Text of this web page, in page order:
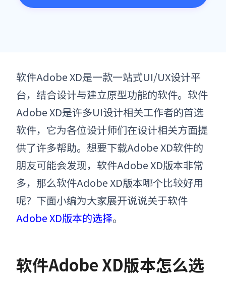
软件Adobe XD是一款一站式UI/UX设计平
台，结合设计与建立原型功能的软件。 软件
Adobe XD是许多UI设计相关工作者的首选
软件，它为各位设计师们在设计相关方面提
供了许多帮助。想要下载Adobe XD软件的
朋友可能会发现， 软件Adobe XD版本非常
多，那么软件Adobe XD版本哪个比较好用
呢？ 下面小编为大家展开说说关于软件
Adobe XD版本的选择。
软件Adobe XD版本怎么选